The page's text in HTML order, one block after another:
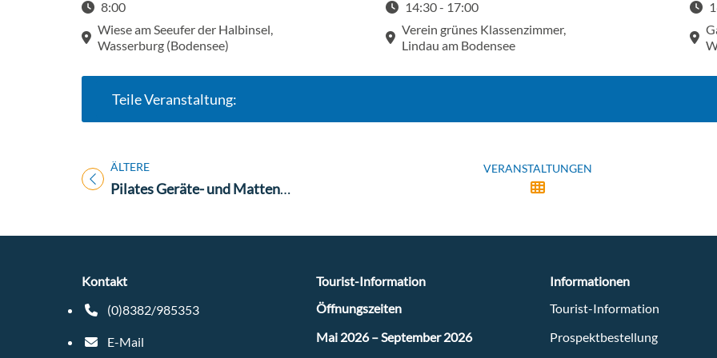
8:00
Wiese am Seeufer der Halbinsel,
Wasserburg (Bodensee)
14:30 - 17:00
Startzeit: 14:30
Verein grünes Klassenzimmer,
Lindau am Bodensee
Teile Veranstaltung:
ÄLTERE
Titel für Veranstaltung
Pilates Geräte- und Mattentraining
VERANSTALTUNGEN
Kontakt
(0)8382/985353
Telefonnummer: 4 9 8 3 8 2 9 8 5 3 5 3
E-Mail
E-Mail Adresse: tourist-info@wasserburg-bodensee.de
Tourist-Information
Öffnungszeiten
Mai 2026 – September 2026
Informationen
Tourist-Information
Prospektbestellung